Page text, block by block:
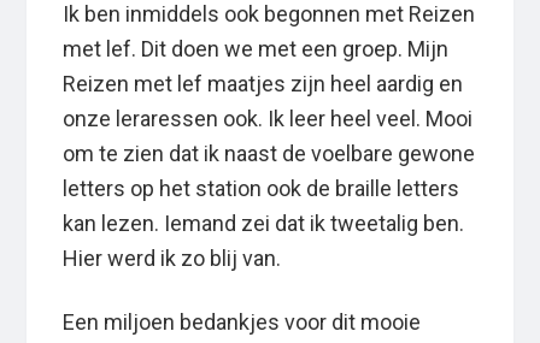
Ik ben inmiddels ook begonnen met Reizen
met lef. Dit doen we met een groep. Mijn
Reizen met lef maatjes zijn heel aardig en
onze leraressen ook. Ik leer heel veel. Mooi
om te zien dat ik naast de voelbare gewone
letters op het station ook de braille letters
kan lezen. Iemand zei dat ik tweetalig ben.
Hier werd ik zo blij van.
Een miljoen bedankjes voor dit mooie